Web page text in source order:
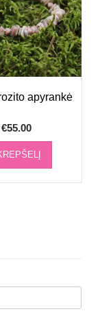
apyrankė
€55.00